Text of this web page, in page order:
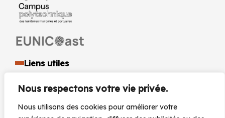
Nous respectons votre vie privée.
Nous utilisons des cookies pour améliorer votre
Liens utiles
Espace presse et médias
Documents réglementaires